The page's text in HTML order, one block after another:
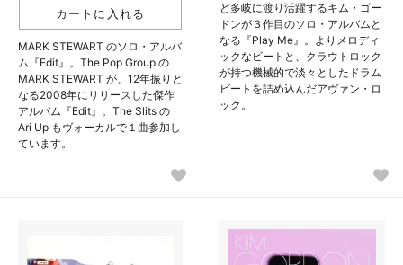
MARK STEWART のソロ・アルバ
ム『Edit』。The Pop Group の
MARK STEWART が、12年振りと
なる2008年にリリースした傑作
アルバム『Edit』。The Slits の
Ari Up もヴォーカルで１曲参加し
ています。
ど多岐に渡り活躍するキム・ゴー
ドンが３作目のソロ・アルバムと
なる『Play Me』。よりメロディ
ックなビートと、クラウトロック
が持つ機械的で淡々としたドラム
ビートを詰め込んだアヴァン・ロ
ック。